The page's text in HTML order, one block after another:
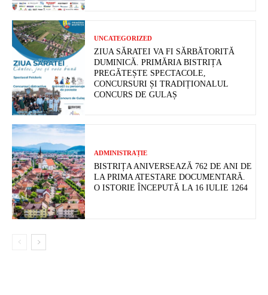
UNCATEGORIZED
ZIUA SĂRATEI VA FI SĂRBĂTORITĂ
DUMINICĂ. PRIMĂRIA BISTRIȚA
PREGĂTEȘTE SPECTACOLE,
CONCURSURI ȘI TRADIȚIONALUL
CONCURS DE GULAȘ
ADMINISTRAȚIE
BISTRIȚA ANIVERSEAZĂ 762 DE ANI DE
LA PRIMA ATESTARE DOCUMENTARĂ.
O ISTORIE ÎNCEPUTĂ LA 16 IULIE 1264